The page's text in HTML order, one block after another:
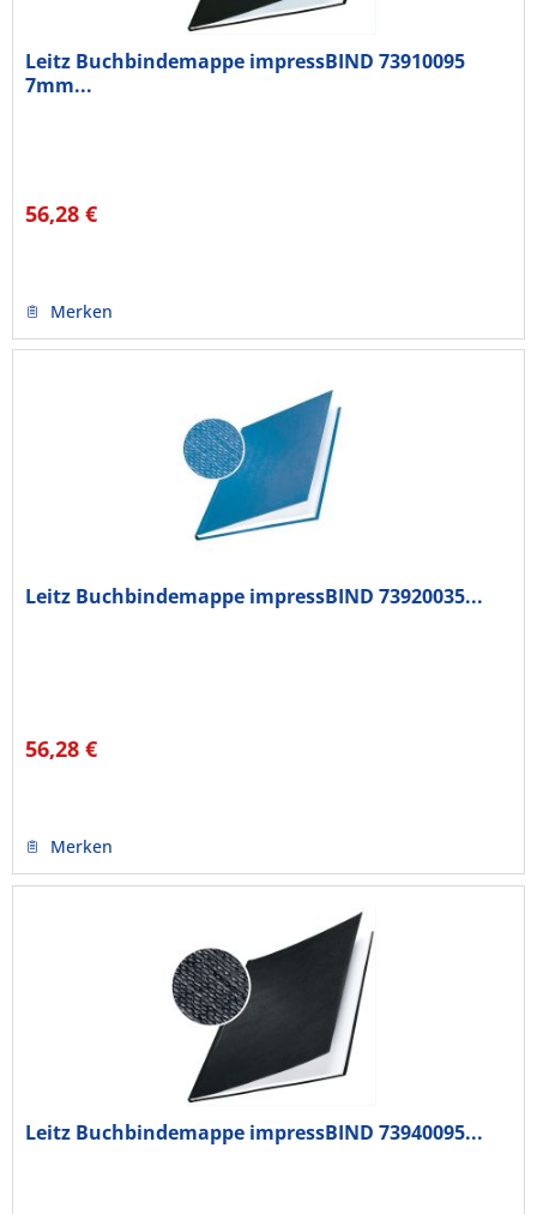
Leitz Buchbindemappe impressBIND 73910095
7mm...
56,28 €
Merken
Leitz Buchbindemappe impressBIND 73920035...
56,28 €
Merken
Leitz Buchbindemappe impressBIND 73940095...